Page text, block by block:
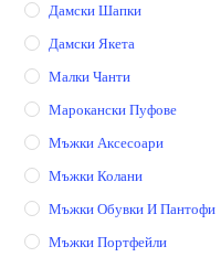
Дамски Шапки
Дамски Якета
Малки Чанти
Марокански Пуфове
Мъжки Аксесоари
Мъжки Колани
Мъжки Обувки И Пантофи
Мъжки Портфейли